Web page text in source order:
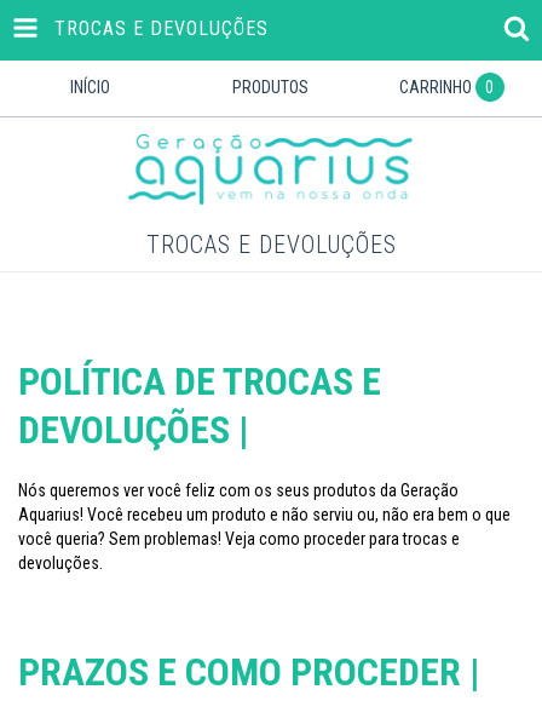
TROCAS E DEVOLUÇÕES
INÍCIO PRODUTOS CARRINHO 0
TROCAS E DEVOLUÇÕES
POLÍTICA DE TROCAS E
DEVOLUÇÕES |
Nós queremos ver você feliz com os seus produtos da Geração
Aquarius! Você recebeu um produto e não serviu ou, não era bem o que
você queria? Sem problemas! Veja como proceder para trocas e
devoluções.
PRAZOS E COMO PROCEDER |